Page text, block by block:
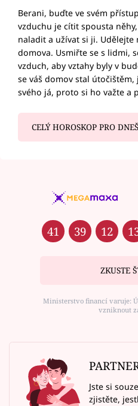
Berani, buďte ve svém
vzduchu je cítit spousta
naladit a užívat si ji. Udělejte
domova. Usmiřte se s lidmi,
vzduch, aby vztahy byly v
se váš domov stal
svého já, proto si ho važte a
CELÝ HOROSKOP PRO
41 39 12
ZKUSTE
Ministerstvo financí varuje:
vzniknout
Jste si
zjistěte,